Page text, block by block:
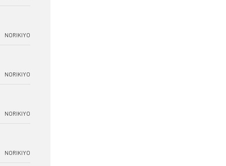
NORIKIYO
NORIKIYO
NORIKIYO
NORIKIYO